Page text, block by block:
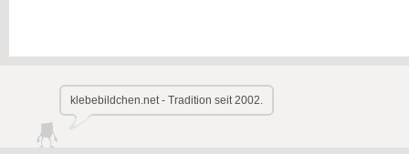
klebebildchen.net - Tradition seit 2002.